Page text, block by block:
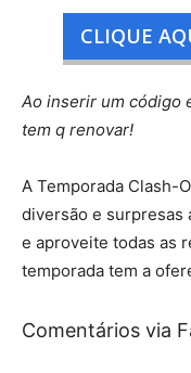
CLIQUE
Ao inserir um código
tem q renovar!
A Temporada Clash-
diversão e surpresas
e aproveite todas as
temporada tem a
Comentários via